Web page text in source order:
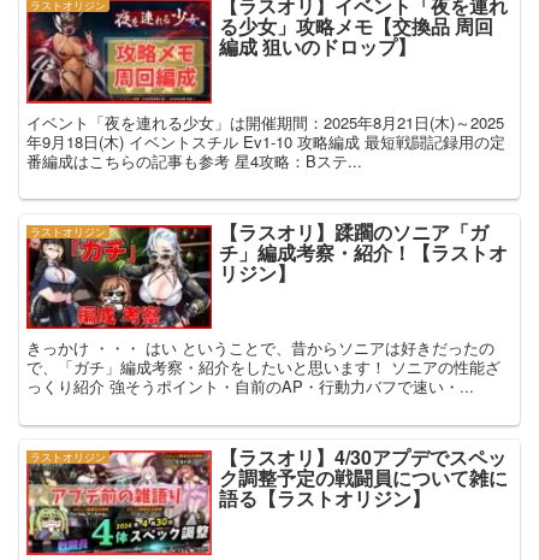
ラストオリジン 【ラスオリ】イベント「夜を連れ
る少女」攻略メモ【交換品 周回
編成 狙いのドロップ】
イベント「夜を連れる少女」は開催期間：2025年8月21日(木)～2025
年9月18日(木) イベントスチル Ev1-10 攻略編成 最短戦闘記録用の定
番編成はこちらの記事も参考 星4攻略：Bステ...
ラストオリジン 【ラスオリ】蹂躙のソニア「ガ
チ」編成考察・紹介！【ラストオ
リジン】
きっかけ ・・・ はい ということで、昔からソニアは好きだったの
で、「ガチ」編成考察・紹介をしたいと思います！ ソニアの性能ざ
っくり紹介 強そうポイント・自前のAP・行動力バフで速い・...
ラストオリジン 【ラスオリ】4/30アプデでスペッ
ク調整予定の戦闘員について雑に
語る【ラストオリジン】